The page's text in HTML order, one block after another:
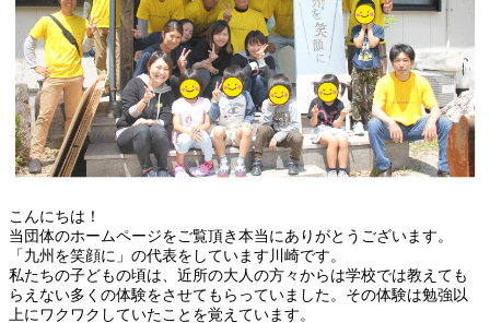
こんにちは！
当団体のホームページをご覧頂き本当にありがとうございます。
「九州を笑顔に」の代表をしています川崎です。
私たちの子どもの頃は、近所の大人の方々からは学校では教えても
らえない多くの体験をさせてもらっていました。その体験は勉強以
上にワクワクしていたことを覚えています。